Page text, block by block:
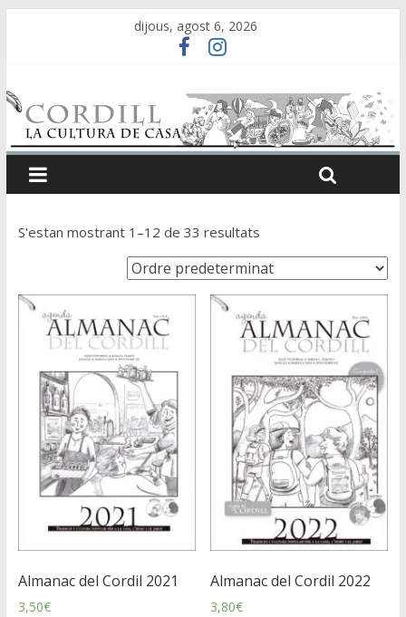
dijous, agost 6, 2026
S'estan mostrant 1–12 de 33 resultats
Almanac del Cordil 2021
3,50€
Almanac del Cordil 2022
3,80€